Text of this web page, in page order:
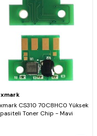
CS310 70C8HC0 Yüksek
Toner Chip - Mavi